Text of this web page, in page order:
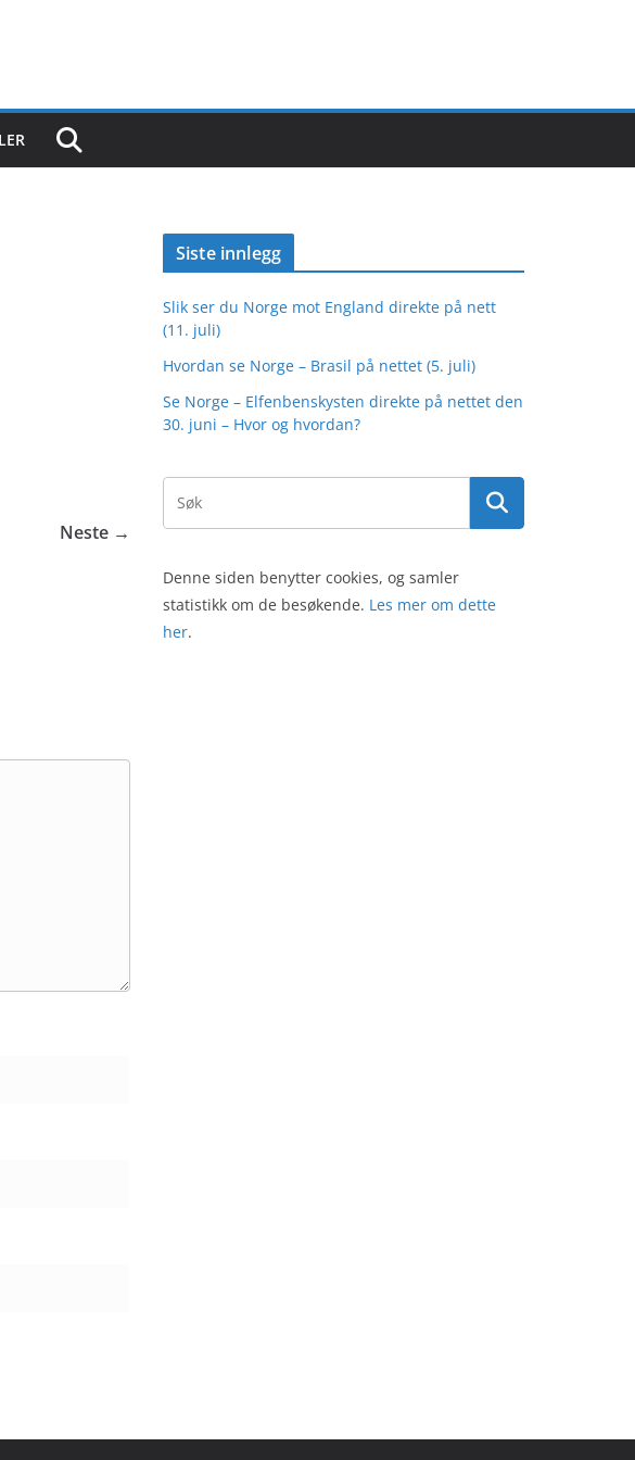
Neste →
Siste innlegg
Slik ser du Norge mot England direkte på nett
(11. juli)
Hvordan se Norge – Brasil på nettet (5. juli)
Se Norge – Elfenbenskysten direkte på nettet den
30. juni – Hvor og hvordan?
Denne siden benytter cookies, og samler
statistikk om de besøkende. Les mer om dette
her.